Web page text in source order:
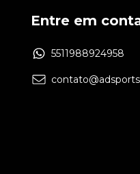
Entre em
5511988924958